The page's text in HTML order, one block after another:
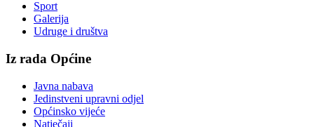
Sport
Galerija
Udruge i društva
Iz rada Općine
Javna nabava
Jedinstveni upravni odjel
Općinsko vijeće
Natječaji